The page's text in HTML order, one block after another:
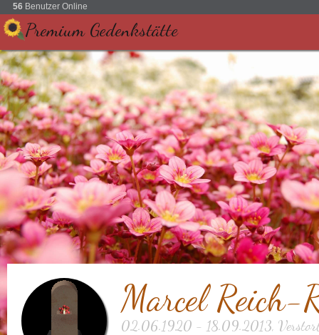
56 Benutzer Online
Premium Gedenkstätte
Marcel Reich-
02.06.1920 - 18.09.2013,